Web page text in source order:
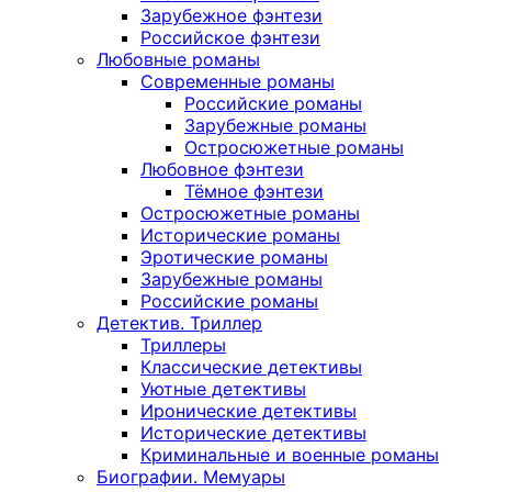
Зарубежное фэнтези
Российское фэнтези
Любовные романы
Современные романы
Российские романы
Зарубежные романы
Остросюжетные романы
Любовное фэнтези
Тёмное фэнтези
Остросюжетные романы
Исторические романы
Эротические романы
Зарубежные романы
Российские романы
Детектив. Триллер
Триллеры
Классические детективы
Уютные детективы
Иронические детективы
Исторические детективы
Криминальные и военные романы
Биографии. Мемуары